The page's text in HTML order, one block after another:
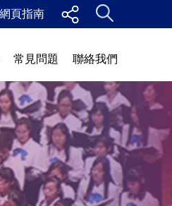
網頁指南
常見問題 聯絡我們